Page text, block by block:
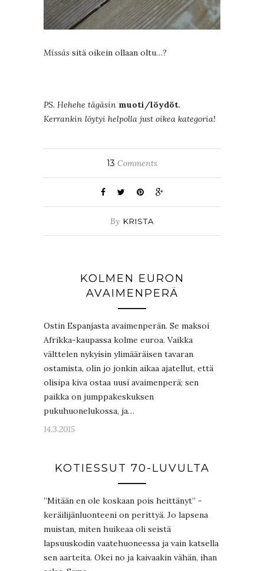
Missäs sitä oikein ollaan oltu…?
PS. Hehehe tägäsin muoti/löydöt.
Kerrankin löytyi helpolla just oikea kategoria!
13 Comments
By KRISTA
KOLMEN EURON
AVAIMENPERÄ
Ostin Espanjasta avaimenperän. Se maksoi
Afrikka-kaupassa kolme euroa. Vaikka
välttelen nykyisin ylimääräisen tavaran
ostamista, olin jo jonkin aikaa ajatellut, että
olisipa kiva ostaa uusi avaimenperä; sen
paikka on jumppakeskuksen
pukuhuonelukossa, ja…
14.3.2015
KOTIESSUT 70-LUVULTA
”Mitään en ole koskaan pois heittänyt” -
keräilijänluonteeni on perittyä. Jo lapsena
muistan, miten huikeaa oli seistä
lapsuuskodin vaatehuoneessa ja vain katsella
sen aarteita. Okei no ja kaivaakin vähän, ihan